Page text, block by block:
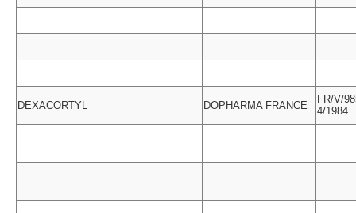
DEXACORTYL DOPHARMA FRANCE
FR/V/
4/1984